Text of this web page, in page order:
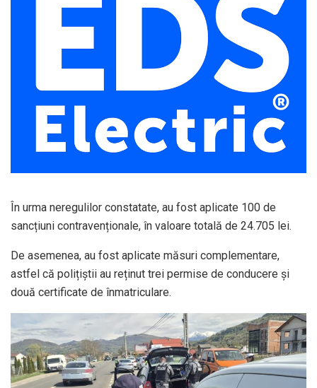
În urma neregulilor constatate, au fost aplicate 100 de
sancțiuni contravenționale, în valoare totală de 24.705 lei.
De asemenea, au fost aplicate măsuri complementare,
astfel că polițiștii au reținut trei permise de conducere și
două certificate de înmatriculare.